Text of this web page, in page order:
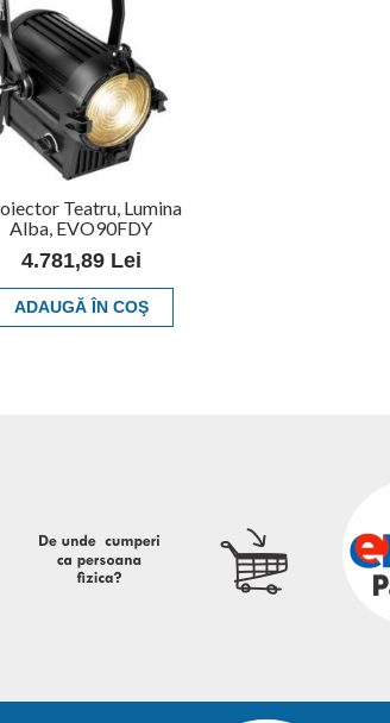
Teatru, Lumina
Alba, EVO90FDY
4.781,89 Lei
ADAUGĂ ÎN COŞ